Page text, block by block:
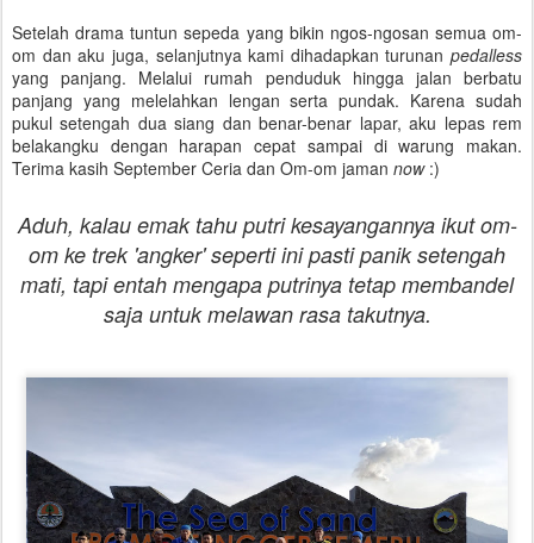
Setelah drama tuntun sepeda yang bikin ngos-ngosan semua om-
om dan aku juga, selanjutnya kami dihadapkan turunan pedalless
yang panjang. Melalui rumah penduduk hingga jalan berbatu
panjang yang melelahkan lengan serta pundak. Karena sudah
pukul setengah dua siang dan benar-benar lapar, aku lepas rem
belakangku dengan harapan cepat sampai di warung makan.
Terima kasih September Ceria dan Om-om jaman now:)
Aduh, kalau emak tahu putri kesayangannya ikut om-
om ke trek 'angker' seperti ini pasti panik setengah
mati, tapi entah mengapa putrinya tetap membandel
saja untuk melawan rasa takutnya.